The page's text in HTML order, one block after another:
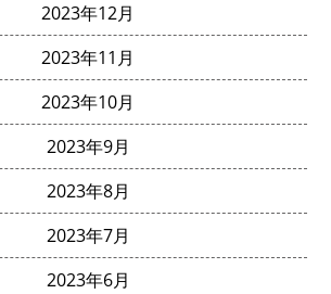
2023年12月
2023年11月
2023年10月
2023年9月
2023年8月
2023年7月
2023年6月